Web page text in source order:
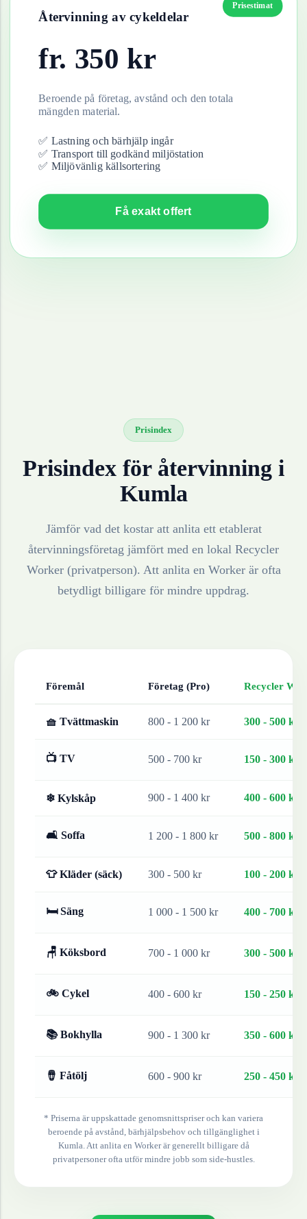
Prisestimat
Återvinning av cykeldelar
fr. 350 kr
Beroende på företag, avstånd och den totala
mängden material.
✅ Lastning och bärhjälp ingår
✅ Transport till godkänd miljöstation
✅ Miljövänlig källsortering
Få exakt offert
Prisindex
Prisindex för återvinning i
Kumla
Jämför vad det kostar att anlita ett etablerat
återvinningsföretag jämfört med en lokal Recycler
Worker (privatperson). Att anlita en Worker är ofta
betydligt billigare för mindre uppdrag.
Föremål Företag (Pro) Recycler
🧺 Tvättmaskin 800 - 1 200 kr 300 - 500 kr
📺 TV 500 - 700 kr 150 - 300 kr
❄ Kylskåp 900 - 1 400 kr 400 - 600 kr
🛋 Soffa 1 200 - 1 800 kr 500 - 800 kr
👕 Kläder (säck) 300 - 500 kr 100 - 200 kr
🛏 Säng 1 000 - 1 500 kr 400 - 700 kr
🪑 Köksbord 700 - 1 000 kr 300 - 500 kr
🚲 Cykel 400 - 600 kr 150 - 250 kr
📚 Bokhylla 900 - 1 300 kr 350 - 600 kr
🪘 Fåtölj 600 - 900 kr 250 - 450 kr
* Priserna är uppskattade genomsnittspriser och kan variera
beroende på avstånd, bärhjälpsbehov och tillgänglighet i
Kumla. Att anlita en Worker är generellt billigare då
privatpersoner ofta utför mindre jobb som side-hustles.